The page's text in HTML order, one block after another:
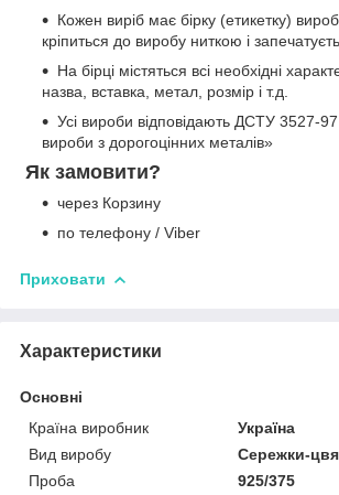
Кожен виріб має бірку (етикетку)
кріпиться до виробу ниткою і
На бірці містяться всі необхідні
назва, вставка, метал, розмір і т.д.
Усі вироби відповідають ДСТУ 3527-
вироби з дорогоцінних металів»
Як замовити?
через Корзину
по телефону / Viber
Приховати
Характеристики
Основні
Країна виробник
Україна
Вид виробу
Сережки-
Проба
925/375